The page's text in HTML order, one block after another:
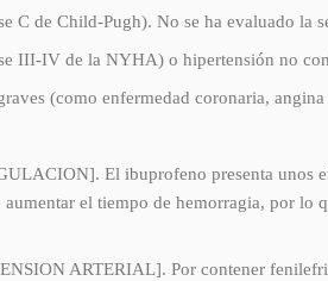
C de Child-Pugh). No se ha evaluado la
III-IV de la NYHA) o hipertensión no
(como enfermedad coronaria,
El ibuprofeno presenta unos
el tiempo de hemorragia, por
ARTERIAL]. Por contener